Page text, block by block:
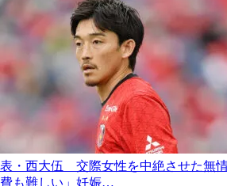
表・西大伍 交際女性を中絶させた無
費も難しい」妊娠…